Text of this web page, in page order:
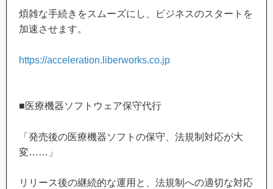
煩雑な手続きをスムーズにし、ビジネスのスタートを
加速させます。
https://acceleration.liberworks.co.jp
■医療機器ソフトウェア保守代行
「発売後の医療機器ソフトの保守、法規制対応が大
変……」
リリース後の継続的な運用と、法規制への適切な対応